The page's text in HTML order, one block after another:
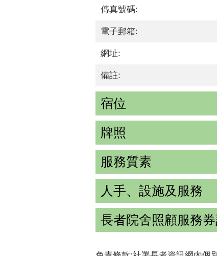
傳真號碼:
電子郵箱:
網址:
備註:
宿位
牌照
服務質素
人手、設施及服務
長者院舍照顧服務